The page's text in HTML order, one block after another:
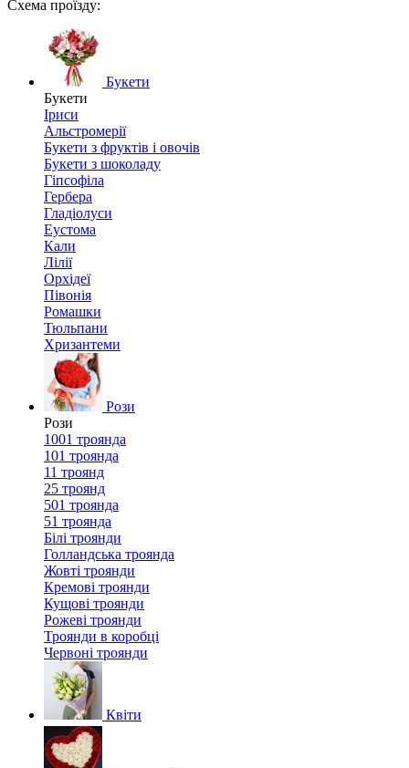
Схема проїзду:
Букети
Букети
Іриси
Альстромерії
Букети з фруктів і овочів
Букети з шоколаду
Гіпсофіла
Гербера
Гладіолуси
Еустома
Кали
Лілії
Орхідеї
Півонія
Ромашки
Тюльпани
Хризантеми
Рози
Рози
1001 троянда
101 троянда
11 троянд
25 троянд
501 троянда
51 троянда
Білі троянди
Голландська троянда
Жовті троянди
Кремові троянди
Кущові троянди
Рожеві троянди
Троянди в коробці
Червоні троянди
Квіти